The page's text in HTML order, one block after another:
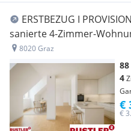
ERSTBEZUG I
sanierte 4-Zimmer-
8020 Graz
88
4
€
€